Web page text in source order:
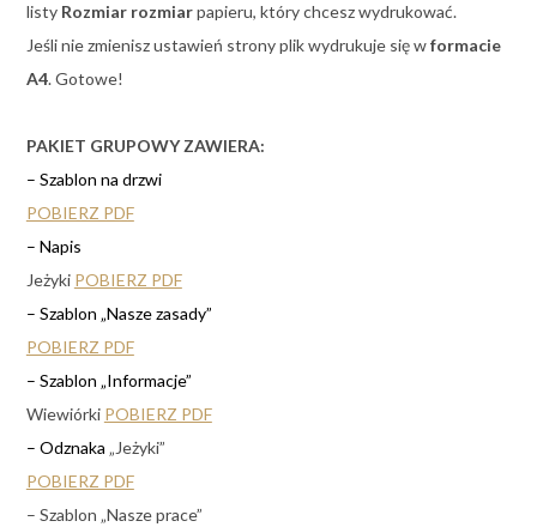
listy Rozmiar rozmiarpapieru, który chcesz wydrukować.
Jeśli nie zmienisz ustawień strony plik wydrukuje się wformacie
A4. Gotowe!
PAKIET GRUPOWY ZAWIERA:
– Szablon na drzwi
POBIERZ PDF
– Napis
Jeżyki POBIERZ PDF
– Szablon „Nasze zasady”
POBIERZ PDF
– Szablon „Informacje”
Wiewiórki POBIERZ PDF
– Odznaka „Jeżyki”
POBIERZ PDF
– Szablon „Nasze prace”